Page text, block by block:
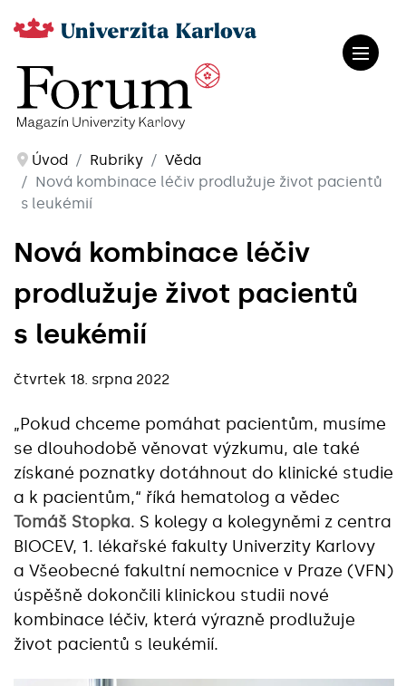
Úvod Rubriky
Věda
Nová kombinace léčiv prodlužuje život pacientů
s leukémií
Nová kombinace léčiv
prodlužuje život pacientů
s leukémií
čtvrtek 18. srpna 2022
„Pokud chceme pomáhat pacientům, musíme
se dlouhodobě věnovat výzkumu, ale také
získané poznatky dotáhnout do klinické studie
a k pacientům,“ říká hematolog a vědec
Tomáš Stopka. S kolegy a kolegyněmi z centra
BIOCEV, 1. lékařské fakulty Univerzity Karlovy
a Všeobecné fakultní nemocnice v Praze (VFN)
úspěšně dokončili klinickou studii nové
kombinace léčiv, která výrazně prodlužuje
život pacientů s leukémií.